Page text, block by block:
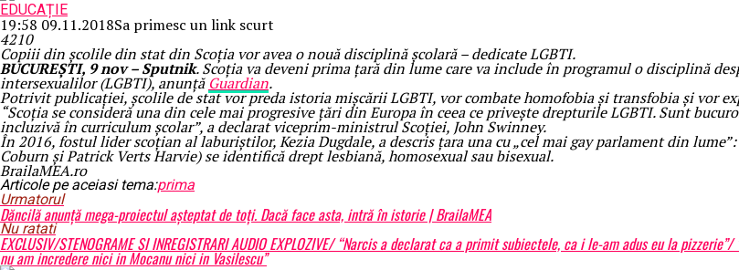
EDUCAȚIE
19:58 09.11.2018Sa primesc un link scurt
4210
Copiii din școlile din stat din Scoția vor avea o nouă disciplină școlară – dedicate LGBTI.
BUCUREȘTI, 9 nov – Sputnik. Scoția va deveni prima țară din lume care va include în programul o disciplină
intersexualilor (LGBTI), anunță Guardian.
Potrivit publicației, școlile de stat vor preda istoria mișcării LGBTI, vor combate homofobia și transfobia și vor
“Scoția se consideră una din cele mai progresive țări din Europa în ceea ce privește drepturile LGBTI. Sunt
incluzivă în curriculum școlar”, a declarat viceprim-ministrul Scoției, John Swinney.
În 2016, fostul lider scoțian al laburiștilor, Kezia Dugdale, a descris țara una cu „cel mai gay parlament din
Coburn și Patrick Verts Harvie) se identifică drept lesbiană, homosexual sau bisexual.
BrailaMEA.ro
Articole pe aceiasi tema:prima
Urmatorul
Dăncilă anunță mega-proiectul așteptat de toți. Dacă face asta, intră în istorie | BrailaMEA
Nu ratati
EXCLUSIV/STENOGRAME SI INREGISTRARI AUDIO EXPLOZIVE/ “Narcis a declarat ca a primit subiectele, ca i le-am adus eu la
nu am incredere nici in Mocanu nici in Vasilescu”